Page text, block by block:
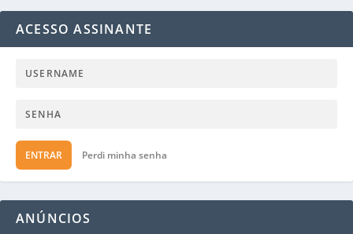
ACESSO ASSINANTE
ENTRAR Perdi minha senha
ANÚNCIOS